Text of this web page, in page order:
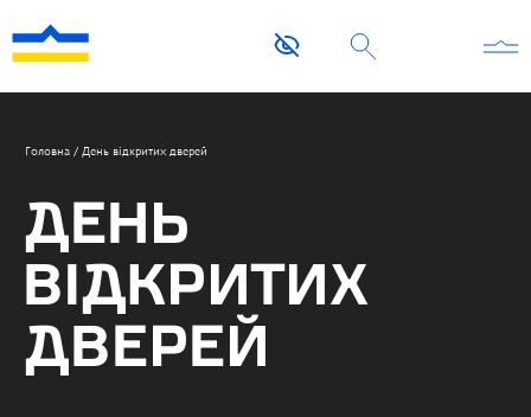
Головна / День відкритих дверей
ДЕНЬ
ВІДКРИТИХ
ДВЕРЕЙ